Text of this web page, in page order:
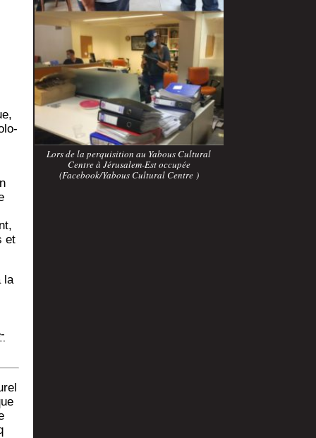
Lors de la per­qui­si­tion au Yabous Cultu­ral
Centre à Jéru­sa­lem-Est occu­pée
(Facebook/Yabous Cultu­ral Centre )
et
la